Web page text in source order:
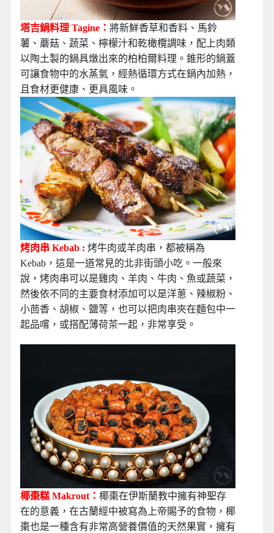
塔吉鍋料理 Tagine： 將新鮮香草和香料、馬鈴
薯、蘑菇、蔬菜、檸檬汁和乾橄欖調味，配上肉類
以陶土製的鍋具燉出來的柏柏爾料理。錐形的鍋蓋
可讓食物中的水蒸氣，經熱循環方式在鍋內加熱，
且食材更健康、更具風味。
烤肉串 Kebab : 烤牛肉或羊肉串，都被稱為
Kebab，這是一道常見的北非街頭小吃。一般來
說，烤肉串可以是雞肉、羊肉、牛肉、魚或蔬菜，
然後依不同的主要食材添加可以是洋蔥、辣椒粉、
小茴香、胡椒、鹽等，也可以把肉串夾在麵包中一
起品嚐，或搭配薄荷茶一起，非常享受。
椰棗糕 Makrout： 椰棗在伊斯蘭教中擁有神聖存
在的意義，在古蘭經中被寫為上帝賜予的食物，椰
棗也是一種含有非常高營養價值的天然果實，擁有